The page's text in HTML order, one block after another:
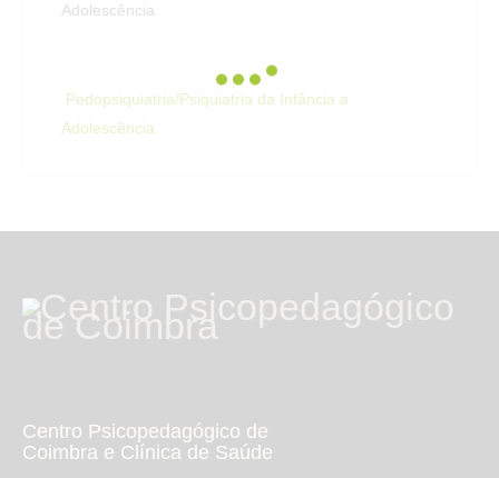
Adolescência
Pedopsiquiatria/Psiquiatria da Infância a
Adolescência
Centro Psicopedagógico de
Coimbra e Clínica de Saúde